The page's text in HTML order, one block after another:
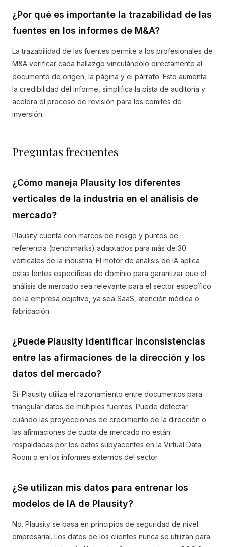
¿Por qué es importante la trazabilidad de las
fuentes en los informes de M&A?
La trazabilidad de las fuentes permite a los profesionales de
M&A verificar cada hallazgo vinculándolo directamente al
documento de origen, la página y el párrafo. Esto aumenta
la credibilidad del informe, simplifica la pista de auditoría y
acelera el proceso de revisión para los comités de
inversión.
Preguntas frecuentes
¿Cómo maneja Plausity los diferentes
verticales de la industria en el análisis de
mercado?
Plausity cuenta con marcos de riesgo y puntos de
referencia (benchmarks) adaptados para más de 30
verticales de la industria. El motor de análisis de IA aplica
estas lentes específicas de dominio para garantizar que el
análisis de mercado sea relevante para el sector específico
de la empresa objetivo, ya sea SaaS, atención médica o
fabricación.
¿Puede Plausity identificar inconsistencias
entre las afirmaciones de la dirección y los
datos del mercado?
Sí. Plausity utiliza el razonamiento entre documentos para
triangular datos de múltiples fuentes. Puede detectar
cuándo las proyecciones de crecimiento de la dirección o
las afirmaciones de cuota de mercado no están
respaldadas por los datos subyacentes en la Virtual Data
Room o en los informes externos del sector.
¿Se utilizan mis datos para entrenar los
modelos de IA de Plausity?
No. Plausity se basa en principios de seguridad de nivel
empresarial. Los datos de los clientes nunca se utilizan para